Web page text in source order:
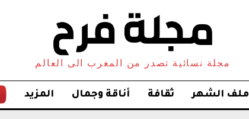
مجلة نسائية تصدر من المغرب الى العالم
ملف الشهر ثقافة أناقة وجمال المزيد